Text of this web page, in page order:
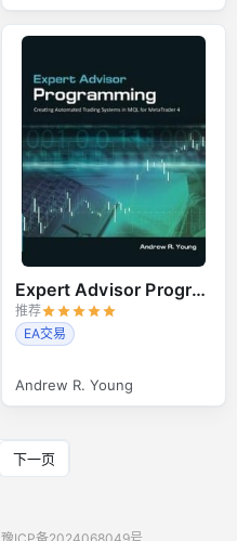
Expert Advisor Programming
推荐
EA交易
Andrew R. Young
下一页